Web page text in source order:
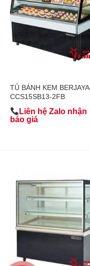
TỦ BÁNH KEM BERJAYA
CCS15SB13-2FB
Liên hệ Zalo nhận
báo giá